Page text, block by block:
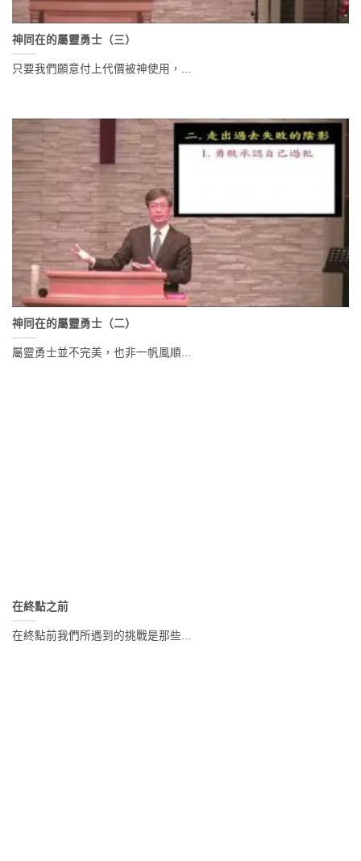
神同在的屬靈勇士（三）
只要我們願意付上代價被神使用，...
神同在的屬靈勇士（二）
屬靈勇士並不完美，也非一帆風順...
在終點之前
在終點前我們所遇到的挑戰是那些...